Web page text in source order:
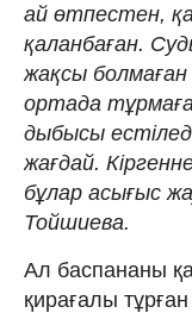
ай өтпестен,
қаланбаған.
жақсы болмаған
ортада
дыбысы
жағдай.
бұлар асығыс
Тойшиева.
Ал баспананы
қирағалы